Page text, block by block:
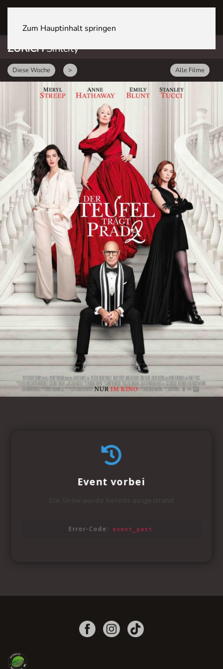
Zum Hauptinhalt springen
ZÜRICHSihlcity
Diese Woche > Alle Filme